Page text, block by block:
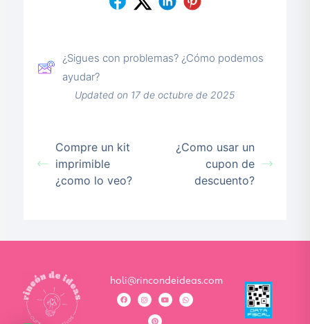
¿Sigues con problemas? ¿Cómo podemos
ayudar?
Updated on 17 de octubre de 2025
Compre un kit
imprimible
¿como lo veo?
¿Como usar un
cupon de
descuento?
holi@rincondeideas.com